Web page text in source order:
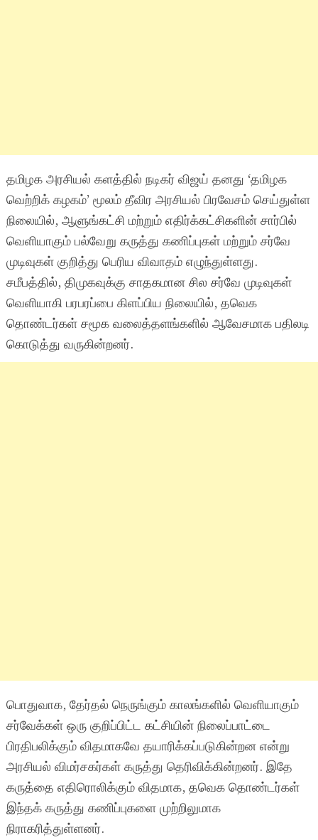
தமிழக அரசியல் களத்தில் நடிகர் விஜய் தனது ‘தமிழக
வெற்றிக் கழகம்’ மூலம் தீவிர அரசியல் பிரவேசம் செய்துள்ள
நிலையில், ஆளுங்கட்சி மற்றும் எதிர்க்கட்சிகளின் சார்பில்
வெளியாகும் பல்வேறு கருத்து கணிப்புகள் மற்றும் சர்வே
முடிவுகள் குறித்து பெரிய விவாதம் எழுந்துள்ளது.
சமீபத்தில், திமுகவுக்கு சாதகமான சில சர்வே முடிவுகள்
வெளியாகி பரபரப்பை கிளப்பிய நிலையில், தவெக
தொண்டர்கள் சமூக வலைத்தளங்களில் ஆவேசமாக பதிலடி
கொடுத்து வருகின்றனர்.
பொதுவாக, தேர்தல் நெருங்கும் காலங்களில் வெளியாகும்
சர்வேக்கள் ஒரு குறிப்பிட்ட கட்சியின் நிலைப்பாட்டை
பிரதிபலிக்கும் விதமாகவே தயாரிக்கப்படுகின்றன என்று
அரசியல் விமர்சகர்கள் கருத்து தெரிவிக்கின்றனர். இதே
கருத்தை எதிரொலிக்கும் விதமாக, தவெக தொண்டர்கள்
இந்தக் கருத்து கணிப்புகளை முற்றிலுமாக
நிராகரித்துள்ளனர்.